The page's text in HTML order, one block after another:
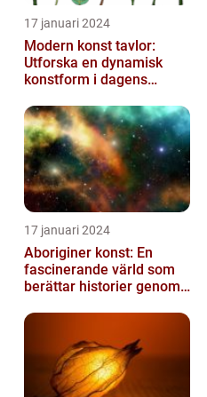
17 januari 2024
Modern konst tavlor:
Utforska en dynamisk
konstform i dagens
17 januari 2024
Aboriginer konst: En
fascinerande värld som
berättar historier genom